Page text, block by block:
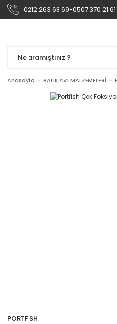
0212 263 68 69-0507 370 21 61
Anasayfa BALIK AVI MALZEMELERİ
PORTFİSH